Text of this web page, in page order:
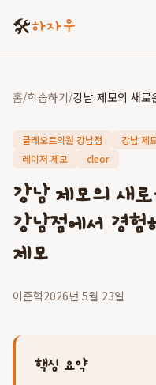
🛠️하자우
홈/학습하기/
클레오르의원 강남점 강남 제
레이저 제모
cleor
강남 제모의 새
강남점에서 경험
제모
이준혁2026년 5월 23일
핵심 요약